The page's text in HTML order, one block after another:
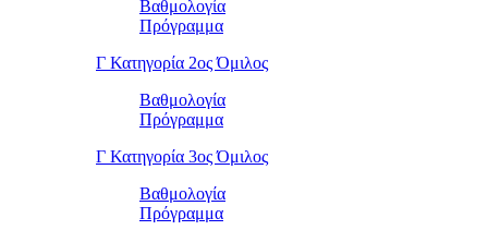
Βαθμολογία
Πρόγραμμα
Γ Κατηγορία 2ος Όμιλος
Βαθμολογία
Πρόγραμμα
Γ Κατηγορία 3ος Όμιλος
Βαθμολογία
Πρόγραμμα